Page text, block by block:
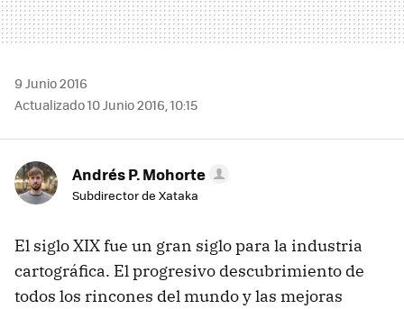
9 Junio 2016
Actualizado 10 Junio 2016, 10:15
Andrés P. Mohorte
Subdirector de Xataka
El siglo XIX fue un gran siglo para la industria
cartográfica. El progresivo descubrimiento de
todos los rincones del mundo y las mejoras